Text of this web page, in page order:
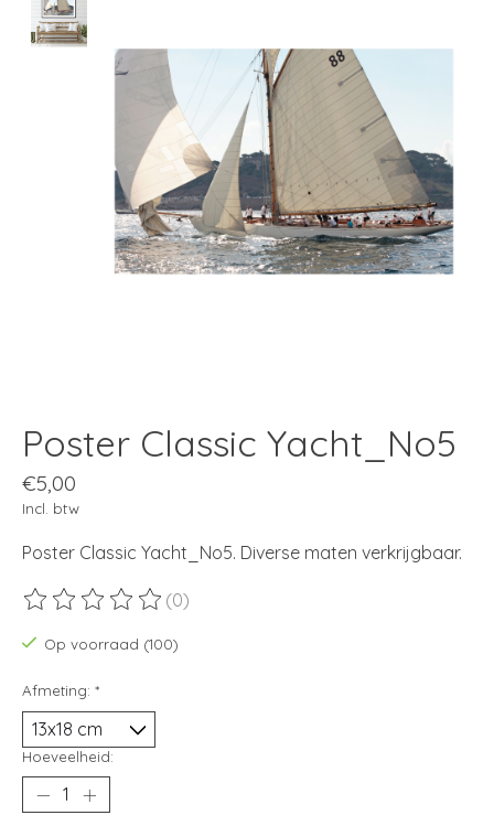
Poster Classic Yacht_No5
€5,00
Incl. btw
Poster Classic Yacht_No5. Diverse maten verkrijgbaar.
De beoordeling van dit product is
(0)
Op voorraad (100)
Afmeting: *
Hoeveelheid: